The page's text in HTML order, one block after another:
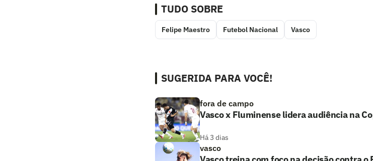
TUDO SOBRE
Felipe Maestro Futebol Nacional Vasco
SUGERIDA PARA VOCÊ!
fora de campo
Vasco x Fluminense lidera audiência na
Há 3 dias
vasco